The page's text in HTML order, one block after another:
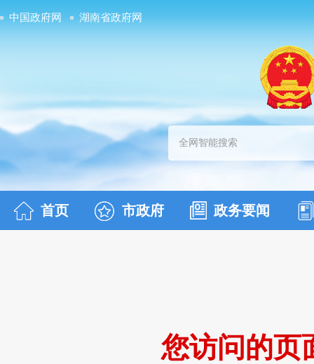
中国政府网 湖南省政府网
首页 市政府 政务要闻
您访问的页